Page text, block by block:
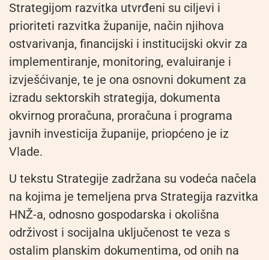
Strategijom razvitka utvrđeni su ciljevi i
prioriteti razvitka županije, način njihova
ostvarivanja, financijski i institucijski okvir za
implementiranje, monitoring, evaluiranje i
izvješćivanje, te je ona osnovni dokument za
izradu sektorskih strategija, dokumenta
okvirnog proračuna, proračuna i programa
javnih investicija županije, priopćeno je iz
Vlade.
U tekstu Strategije zadržana su vodeća načela
na kojima je temeljena prva Strategija razvitka
HNŽ-a, odnosno gospodarska i okolišna
održivost i socijalna uključenost te veza s
ostalim planskim dokumentima, od onih na